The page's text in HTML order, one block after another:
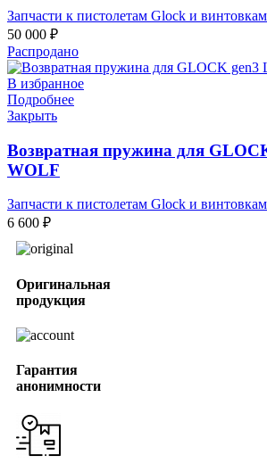
Запчасти к пистолетам Glock и
50 000 ₽
Распродано
В избранное
Подробнее
Закрыть
Возвратная пружина для
WOLF
Запчасти к пистолетам Glock и
6 600 ₽
Оригинальная
продукция
Гарантия
анонимности